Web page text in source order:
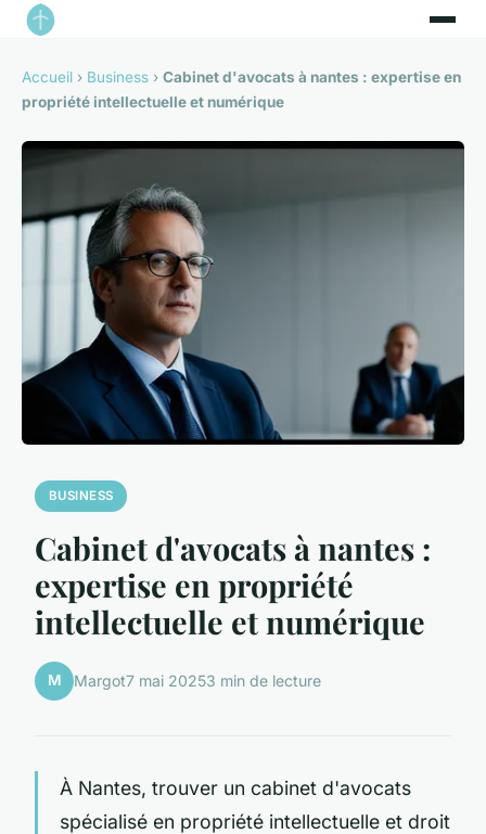
Accueil › Business › Cabinet d'avocats à nantes : expertise en
propriété intellectuelle et numérique
BUSINESS
Cabinet d'avocats à nantes :
expertise en propriété
intellectuelle et numérique
M Margot7 mai 20253 min de lecture
À Nantes, trouver un cabinet d'avocats
spécialisé en propriété intellectuelle et droit